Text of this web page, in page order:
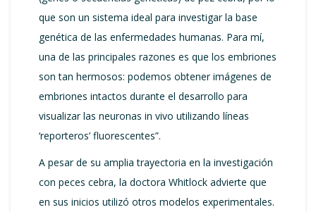
que son un sistema ideal para investigar la base
genética de las enfermedades humanas. Para mí,
una de las principales razones es que los embriones
son tan hermosos: podemos obtener imágenes de
embriones intactos durante el desarrollo para
visualizar las neuronas in vivo utilizando líneas
‘reporteros’ fluorescentes”.
A pesar de su amplia trayectoria en la investigación
con peces cebra, la doctora Whitlock advierte que
en sus inicios utilizó otros modelos experimentales.